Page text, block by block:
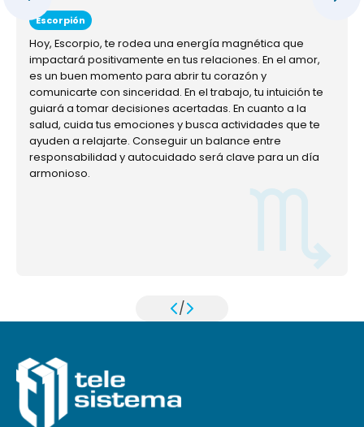
Escorpión
Hoy, Escorpio, te rodea una energía magnética que
impactará positivamente en tus relaciones. En el amor,
es un buen momento para abrir tu corazón y
comunicarte con sinceridad. En el trabajo, tu intuición te
guiará a tomar decisiones acertadas. En cuanto a la
salud, cuida tus emociones y busca actividades que te
ayuden a relajarte. Conseguir un balance entre
responsabilidad y autocuidado será clave para un día
armonioso.
/